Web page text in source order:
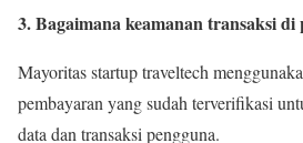
3. Bagaimana keamanan transaksi
Mayoritas startup traveltech
pembayaran yang sudah terverifikasi
data dan transaksi pengguna.